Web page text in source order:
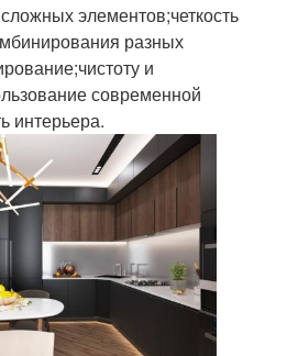
элементов;четкость
разных
и
современной
интерьера.